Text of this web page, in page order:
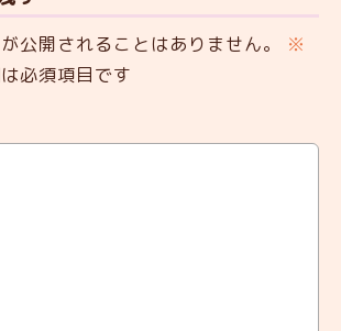
公開されることはありません。
※
必須項目です